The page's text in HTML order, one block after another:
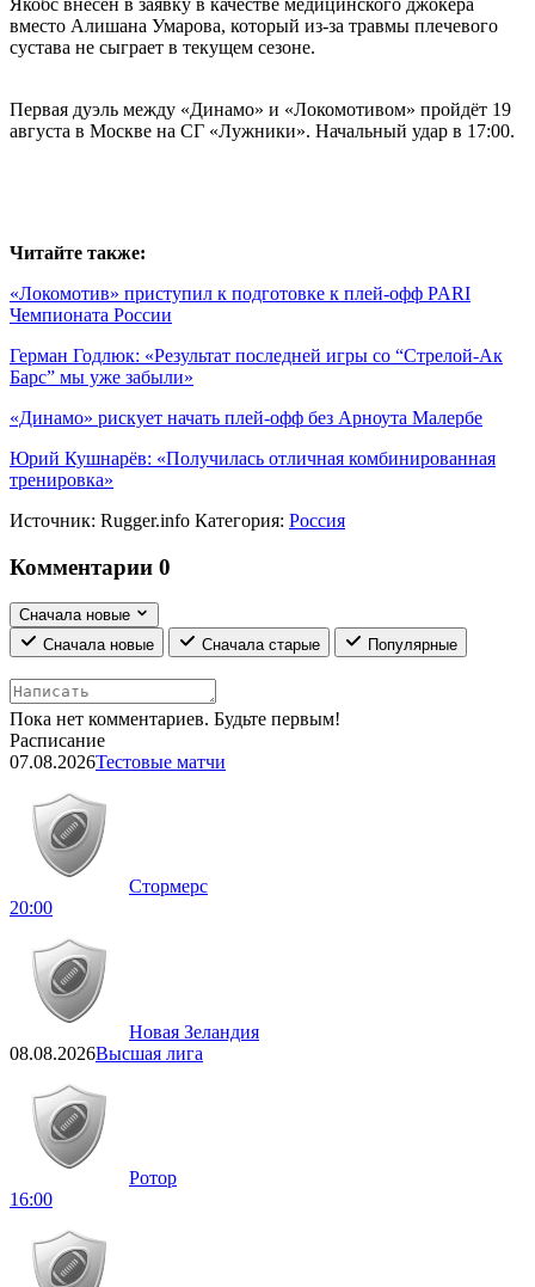
вместо Алишана Умарова, который из-за травмы плечевого
сустава не сыграет в текущем сезоне.
Первая дуэль между «Динамо» и «Локомотивом» пройдёт 19
августа в Москве на СГ «Лужники». Начальный удар в 17:00.
Читайте также:
«Локомотив» приступил к подготовке к плей-офф PARI
Чемпионата России
Герман Годлюк: «Результат последней игры со “Стрелой-Ак
Барс” мы уже забыли»
«Динамо» рискует начать плей-офф без Арноута Малербе
Юрий Кушнарёв: «Получилась отличная комбинированная
тренировка»
Источник: Rugger.info Категория: Россия
Комментарии 0
Сначала новые
Сначала новые
Сначала старые Популярные
Пока нет комментариев. Будьте первым!
Расписание
07.08.2026Тестовые матчи
Стормерс
20:00
Новая Зеландия
08.08.2026Высшая лига
Ротор
16:00